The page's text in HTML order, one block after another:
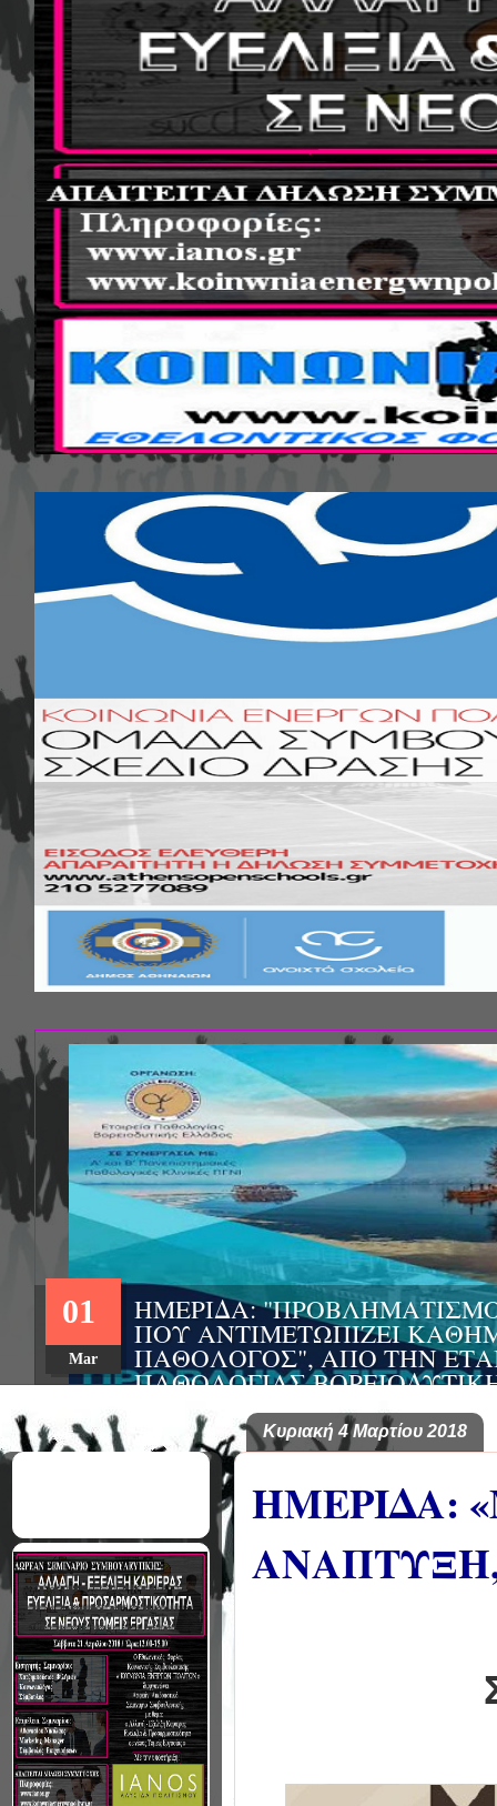
ΗΜΕΡΙΔΑ:
ΠΟΥ ΑΝΤΙΜΕΤΩΠΙΖΕΙ
ΠΑΘΟΛΟΓΟΣ", ΑΠΟ ΤΗΝ
ΠΑΘΟΛΟΓΙΑΣ
ΤΙΣ Α' & Β'
ΚΛΙΝΙΚΕΣ ΠΓΝΙ
01
Mar
Κυριακή 4 Μαρτίου 2018
ΗΜΕΡΙΔΑ: